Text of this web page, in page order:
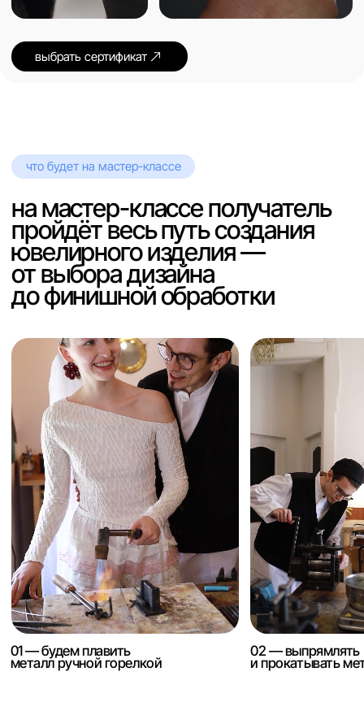
подарочный сертификат
сертификат на ювелирный
мастер-класс — классный
выбрать со скидкой
12 000 RSD
выбрать со скидкой
индивидуальный мастер-
класс для одного
20 000 RSD
выбрать со скидкой
индивидуальный мастер-
класс для двоих
30 000 RSD
помогите
с выбором
групповой мастер-класс
для одного